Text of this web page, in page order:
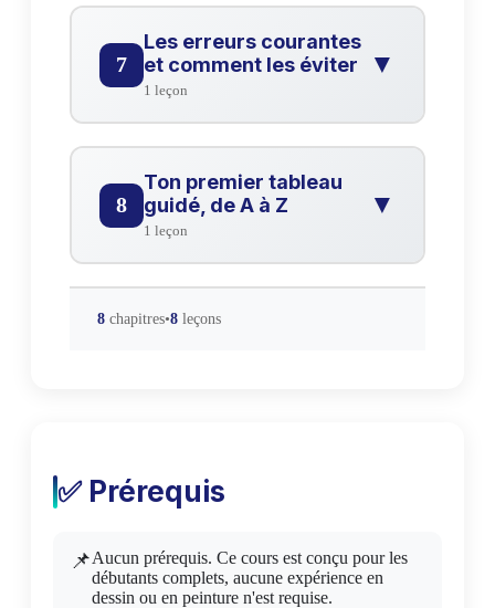
Les techniques de base : appliquer
Vidéo
7
Les erreurs courantes
et comment les éviter
1 leçon
▼
Les erreurs courantes et comment
Vidéo
8
Ton premier tableau
guidé, de A à Z
1 leçon
▼
?
Ton premier tableau guidé, de A à
Z
8 chapitres•8 leçons
✅ Prérequis
Aucun prérequis. Ce cours est conçu pour les
débutants complets, aucune expérience en
dessin ou en peinture n'est requise.